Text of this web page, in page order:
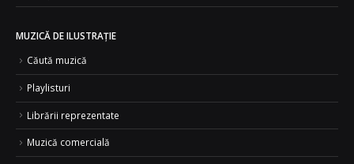
MUZICĂ DE ILUSTRAȚIE
Căută muzică
Playlisturi
Librării reprezentate
Muzică comercială